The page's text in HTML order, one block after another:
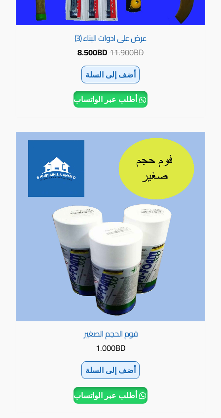
عرض على ادوات البناء (3)
11.900BD
8.500BD
أضف إلى السلة
أطلب عبر الواتساب
فوم الحجم الصغير
1.000BD
أضف إلى السلة
أطلب عبر الواتساب